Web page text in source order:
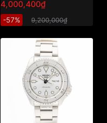
4,000,400₫
-57% 9,200,000₫